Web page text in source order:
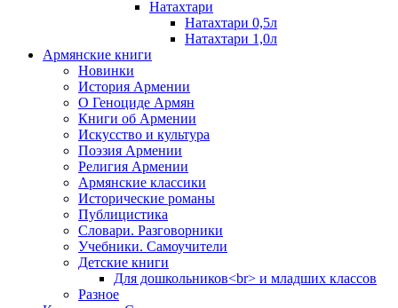
Натахтари
Натахтари 0,5л
Натахтари 1,0л
Армянские книги
Новинки
История Армении
О Геноциде Армян
Книги об Армении
Иcкусство и культура
Поэзия Армении
Религия Армении
Армянские классики
Исторические романы
Публицистика
Словари. Разговорники
Учебники. Самоучители
Детские книги
Для дошкольников<br> и младших классов
Разное